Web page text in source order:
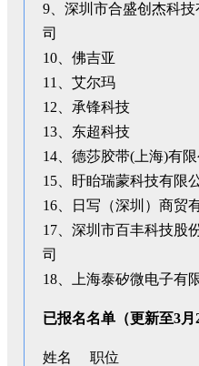
9、深圳市合盛创杰科技
司
10、佛吉亚
11、艾尔玛
12、承锋科技
13、东超科技
14、德莎胶带(上海)有限
15、盱眙瑞蒙科技有限
16、日写（深圳）商贸
17、深圳市百丰科技股
司
18、上海泰矽微电子有
已报名名单（更新至3月
姓名 职位